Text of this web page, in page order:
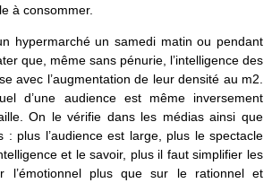
à consommer.
hypermarché un samedi matin ou pendant
que, même sans pénurie, l’intelligence des
avec l’augmentation de leur densité au m2.
d’une audience est même inversement
On le vérifie dans les médias ainsi que
: plus l’audience est large, plus le spectacle
et le savoir, plus il faut simplifier les
l’émotionnel plus que sur le rationnel et